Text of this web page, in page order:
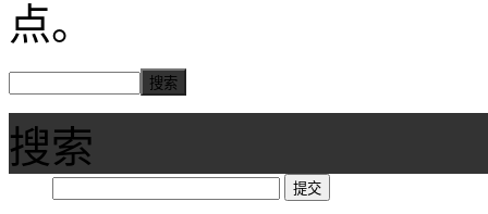
点。
搜索